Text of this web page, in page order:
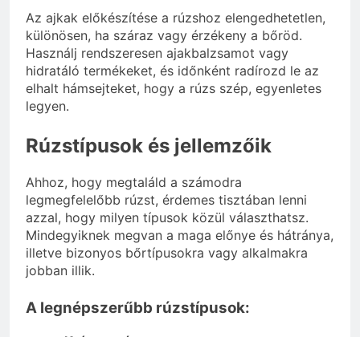
Az ajkak előkészítése a rúzshoz elengedhetetlen,
különösen, ha száraz vagy érzékeny a bőröd.
Használj rendszeresen ajakbalzsamot vagy
hidratáló termékeket, és időnként radírozd le az
elhalt hámsejteket, hogy a rúzs szép, egyenletes
legyen.
Rúzstípusok és jellemzőik
Ahhoz, hogy megtaláld a számodra
legmegfelelőbb rúzst, érdemes tisztában lenni
azzal, hogy milyen típusok közül választhatsz.
Mindegyiknek megvan a maga előnye és hátránya,
illetve bizonyos bőrtípusokra vagy alkalmakra
jobban illik.
A legnépszerűbb rúzstípusok: